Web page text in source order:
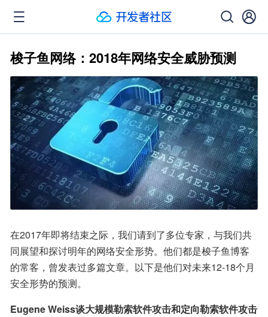
梭子鱼网络：2018年网络安全威胁预测
在2017年即将结束之际，我们请到了多位专家，与我们共
同展望和探讨明年的网络安全形势。他们都是梭子鱼博客
的常客，曾发表过多篇文章。以下是他们对未来12-18个月
安全形势的预测。
Eugene Weiss谈大规模勒索软件攻击和定向勒索软件攻击